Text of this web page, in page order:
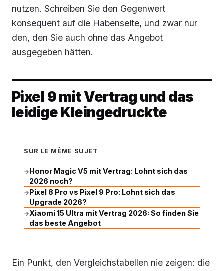
nutzen. Schreiben Sie den Gegenwert
konsequent auf die Habenseite, und zwar nur
den, den Sie auch ohne das Angebot
ausgegeben hätten.
Pixel 9 mit Vertrag und das
leidige Kleingedruckte
SUR LE MÊME SUJET
→Honor Magic V5 mit Vertrag: Lohnt sich das
2026 noch?
→Pixel 8 Pro vs Pixel 9 Pro: Lohnt sich das
Upgrade 2026?
→Xiaomi 15 Ultra mit Vertrag 2026: So finden Sie
das beste Angebot
Ein Punkt, den Vergleichstabellen nie zeigen: die